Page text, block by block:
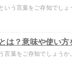
いう言葉をご存知でし
は？意味や使い方
言葉をご存知でしょう